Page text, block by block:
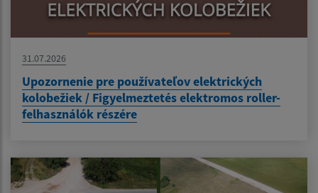
31.07.2026
Upozornenie pre používateľov elektrických
kolobežiek / Figyelmeztetés elektromos roller-
felhasználók részére